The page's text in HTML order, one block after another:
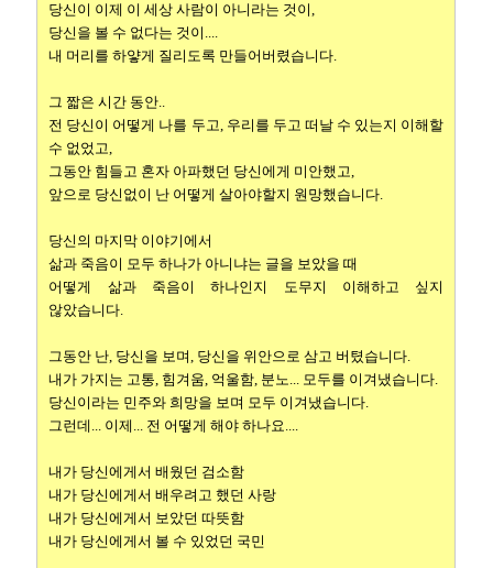
당신이 이제 이 세상 사람이 아니라는 것이,
당신을 볼 수 없다는 것이....
내 머리를 하얗게 질리도록 만들어버렸습니다.
그 짧은 시간 동안..
전 당신이 어떻게 나를 두고, 우리를 두고 떠날 수 있는지 이해할
수 없었고,
그동안 힘들고 혼자 아파했던 당신에게 미안했고,
앞으로 당신없이 난 어떻게 살아야할지 원망했습니다.
당신의 마지막 이야기에서
삶과 죽음이 모두 하나가 아니냐는 글을 보았을 때
어떻게 삶과 죽음이 하나인지 도무지 이해하고 싶지
않았습니다.
그동안 난, 당신을 보며, 당신을 위안으로 삼고 버텼습니다.
내가 가지는 고통, 힘겨움, 억울함, 분노... 모두를 이겨냈습니다.
당신이라는 민주와 희망을 보며 모두 이겨냈습니다.
그런데... 이제... 전 어떻게 해야 하나요....
내가 당신에게서 배웠던 검소함
내가 당신에게서 배우려고 했던 사랑
내가 당신에게서 보았던 따뜻함
내가 당신에게서 볼 수 있었던 국민